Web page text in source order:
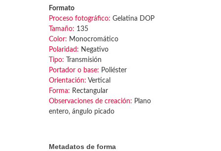
Formato
Proceso fotográfico: Gelatina DOP
Tamaño: 135
Color: Monocromático
Polaridad: Negativo
Tipo: Transmisión
Portador o base: Poliéster
Orientación: Vertical
Forma: Rectangular
Observaciones de creación: Plano
entero, ángulo picado
Metadatos de forma